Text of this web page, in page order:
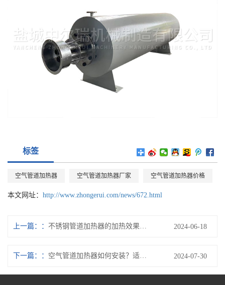
标签
空气管道加热器 空气管道加热器厂家 空气管道加热器价格
本文网址： http://www.zhongerui.com/news/672.html
上一篇： 2024-06-18
下一篇： 2024-07-30